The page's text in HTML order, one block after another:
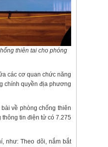
thiên tai cho phóng
các cơ quan chức năng
chính quyền địa phương
về phòng chống thiên
thông tin điện tử có 7.275
như: Theo dõi, nắm bắt